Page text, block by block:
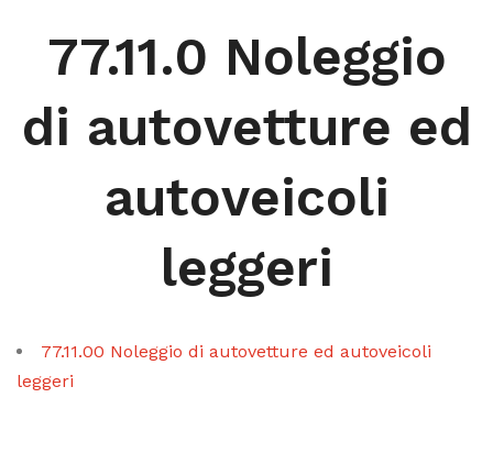
77.11.0 Noleggio
di autovetture ed
autoveicoli
leggeri
77.11.00 Noleggio di autovetture ed autoveicoli
leggeri